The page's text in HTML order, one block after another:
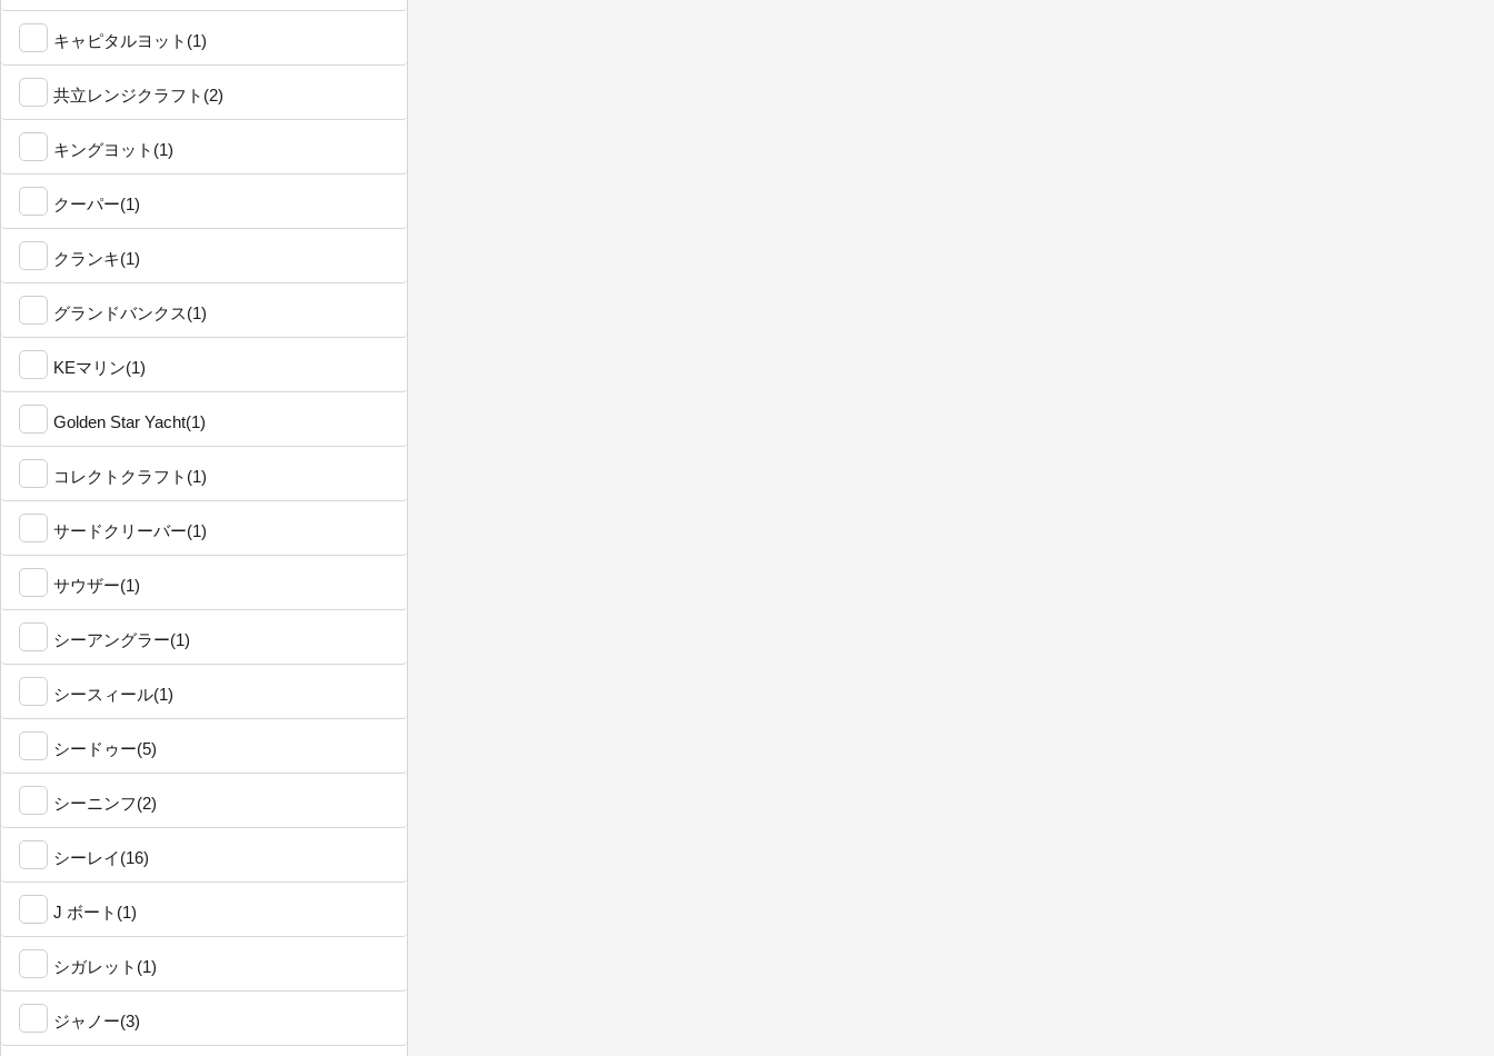
キャピタルヨット(1)
共立レンジクラフト(2)
キングヨット(1)
クーパー(1)
クランキ(1)
グランドバンクス(1)
KEマリン(1)
Golden Star Yacht(1)
コレクトクラフト(1)
サードクリーバー(1)
サウザー(1)
シーアングラー(1)
シースィール(1)
シードゥー(5)
シーニンフ(2)
シーレイ(16)
J ボート(1)
シガレット(1)
ジャノー(3)